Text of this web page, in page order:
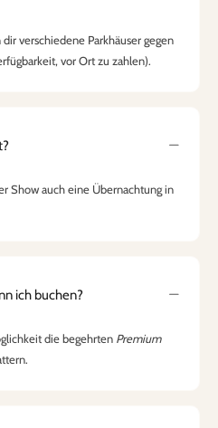
verschiedene Parkhäuser gegen
vor Ort zu zahlen).
Show auch eine Übernachtung in
ich buchen?
die begehrten Premium